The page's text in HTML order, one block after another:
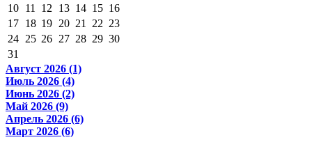
10 11 12 13 14 15 16
17 18 19 20 21 22 23
24 25 26 27 28 29 30
31
Август 2026 (1)
Июль 2026 (4)
Июнь 2026 (2)
Май 2026 (9)
Апрель 2026 (6)
Март 2026 (6)